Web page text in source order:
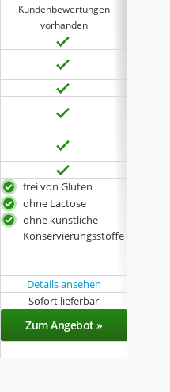
Kundenbewertungen
vorhanden
frei von Gluten
ohne Lactose
ohne künstliche
Konservierungsstoffe
Details ansehen
Sofort lieferbar
Zum Angebot »